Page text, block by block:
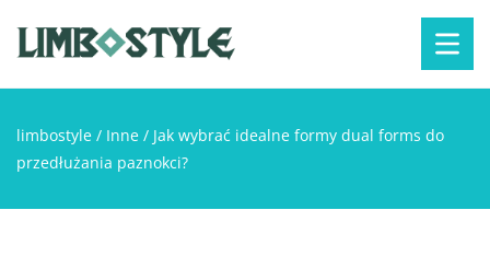
limbostyle / Inne / Jak wybrać idealne formy dual forms do
przedłużania paznokci?